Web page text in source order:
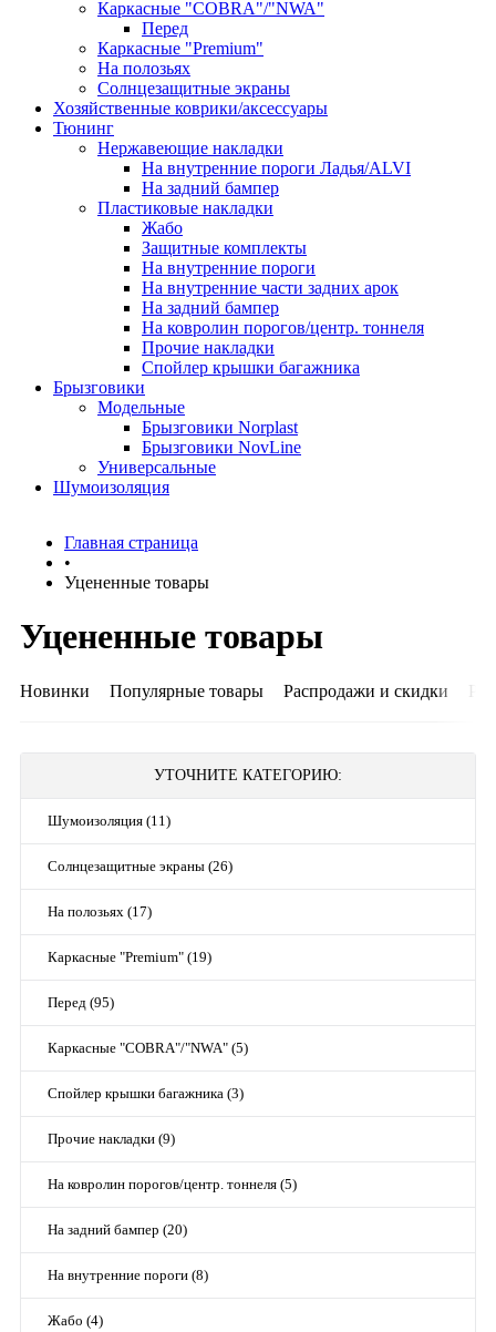
Каркасные "COBRA"/"NWA"
Перед
Каркасные "Premium"
На полозьях
Солнцезащитные экраны
Хозяйственные коврики/аксессуары
Тюнинг
Нержавеющие накладки
На внутренние пороги Ладья/ALVI
На задний бампер
Пластиковые накладки
Жабо
Защитные комплекты
На внутренние пороги
На внутренние части задних арок
На задний бампер
На ковролин порогов/центр. тоннеля
Прочие накладки
Спойлер крышки багажника
Брызговики
Модельные
Брызговики Norplast
Брызговики NovLine
Универсальные
Шумоизоляция
Главная страница
•
Уцененные товары
Уцененные товары
Новинки Популярные товары Распродажи и скидки
УТОЧНИТЕ КАТЕГОРИЮ:
Шумоизоляция (11)
Солнцезащитные экраны (26)
На полозьях (17)
Каркасные "Premium" (19)
Перед (95)
Каркасные "COBRA"/"NWA" (5)
Спойлер крышки багажника (3)
Прочие накладки (9)
На ковролин порогов/центр. тоннеля (5)
На задний бампер (20)
На внутренние пороги (8)
Жабо (4)